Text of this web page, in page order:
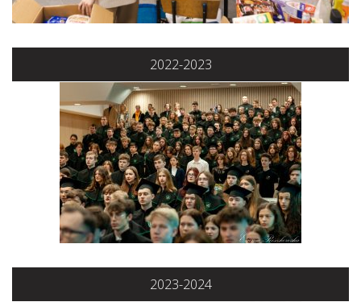
2022-2023
2023-2024